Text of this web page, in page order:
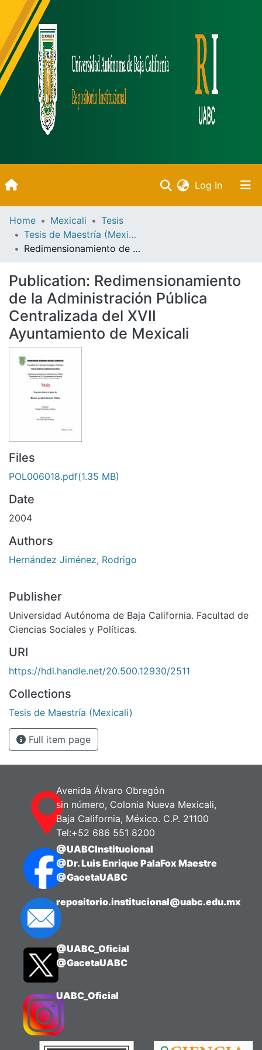
Log In(current)
Inicio
Communities & Collections
Statistics
Bibliotecas
Home Mexicali
Tesis
Tesis de Maestría (Mexicali)
Redimensionamiento de la Administración Pública Centralizada del XVII Ayuntamiento de Mexicali
Publication: Redimensionamiento
de la Administración Pública
Centralizada del XVII
Ayuntamiento de Mexicali
Files
POL006018.pdf(1.35 MB)
Date
2004
Authors
Hernández Jiménez, Rodrigo
Publisher
Universidad Autónoma de Baja California. Facultad de
Ciencias Sociales y Políticas.
URI
https://hdl.handle.net/20.500.12930/2511
Collections
Tesis de Maestría (Mexicali)
Full item page
Avenida Álvaro Obregón
sin número, Colonia Nueva Mexicali,
Baja California, México. C.P. 21100
Tel:+52 686 551 8200
@UABCInstitucional
@Dr. Luis Enrique PalaFox Maestre
@GacetaUABC
repositorio.institucional@uabc.edu.mx
@UABC_Oficial
@GacetaUABC
UABC_Oficial